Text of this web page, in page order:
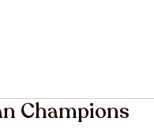
Champions